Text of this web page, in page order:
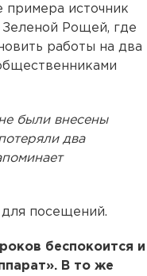
примера источник
Зеленой Рощей, где
работы на два
были внесены
два
посещений.
беспокоится и
В то же